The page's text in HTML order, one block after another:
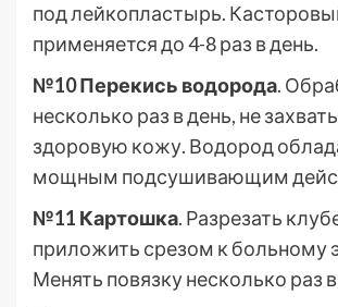
под лейкопластырь.
применяется до 4-8 раз в день.
№10 Перекись водорода.
несколько раз в день, не
здоровую кожу. Водород
мощным подсушивающим
№11 Картошка. Разрезать
приложить срезом к больному
Менять повязку несколько раз